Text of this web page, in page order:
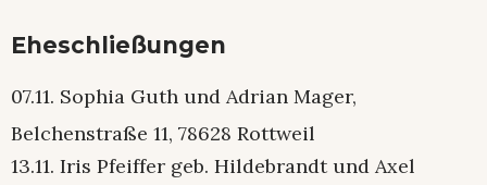
Eheschließungen
07.11. Sophia Guth und Adrian Mager,
Belchenstraße 11, 78628 Rottweil
13.11. Iris Pfeiffer geb. Hildebrandt und Axel